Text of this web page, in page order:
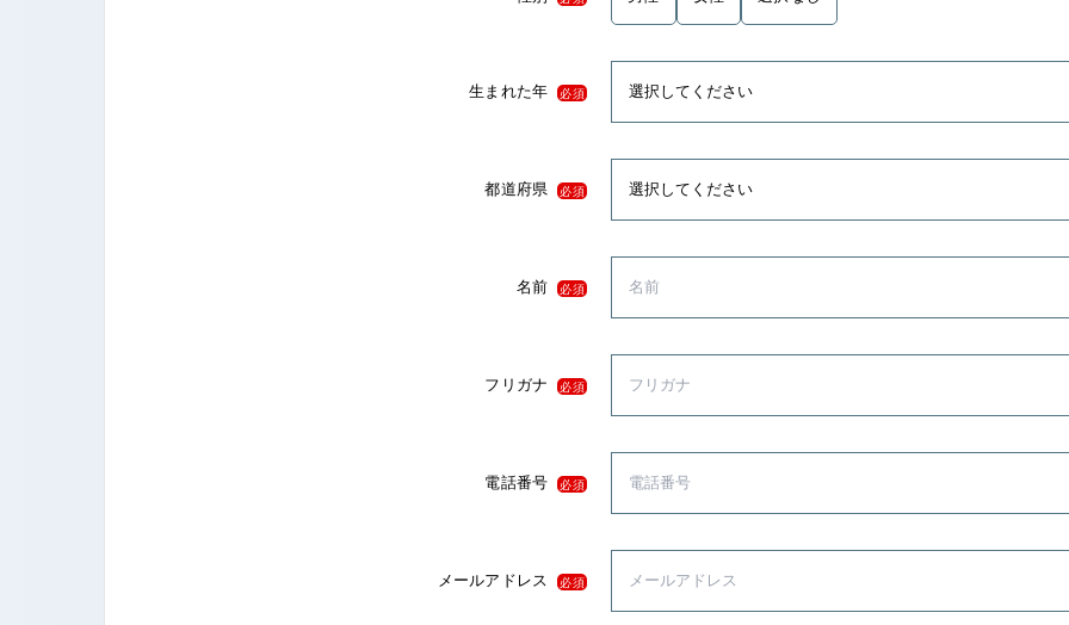
生まれた年 必須
都道府県 必須
名前 必須
フリガナ 必須
電話番号 必須
メールアドレス 必須